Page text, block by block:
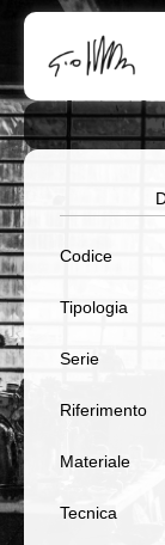
Contenuto
Codice
Tipologia
Serie
Riferimento
Materiale
Tecnica